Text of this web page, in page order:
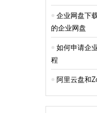
企业网盘下
的企业网盘
如何申请企
程
阿里云盘和